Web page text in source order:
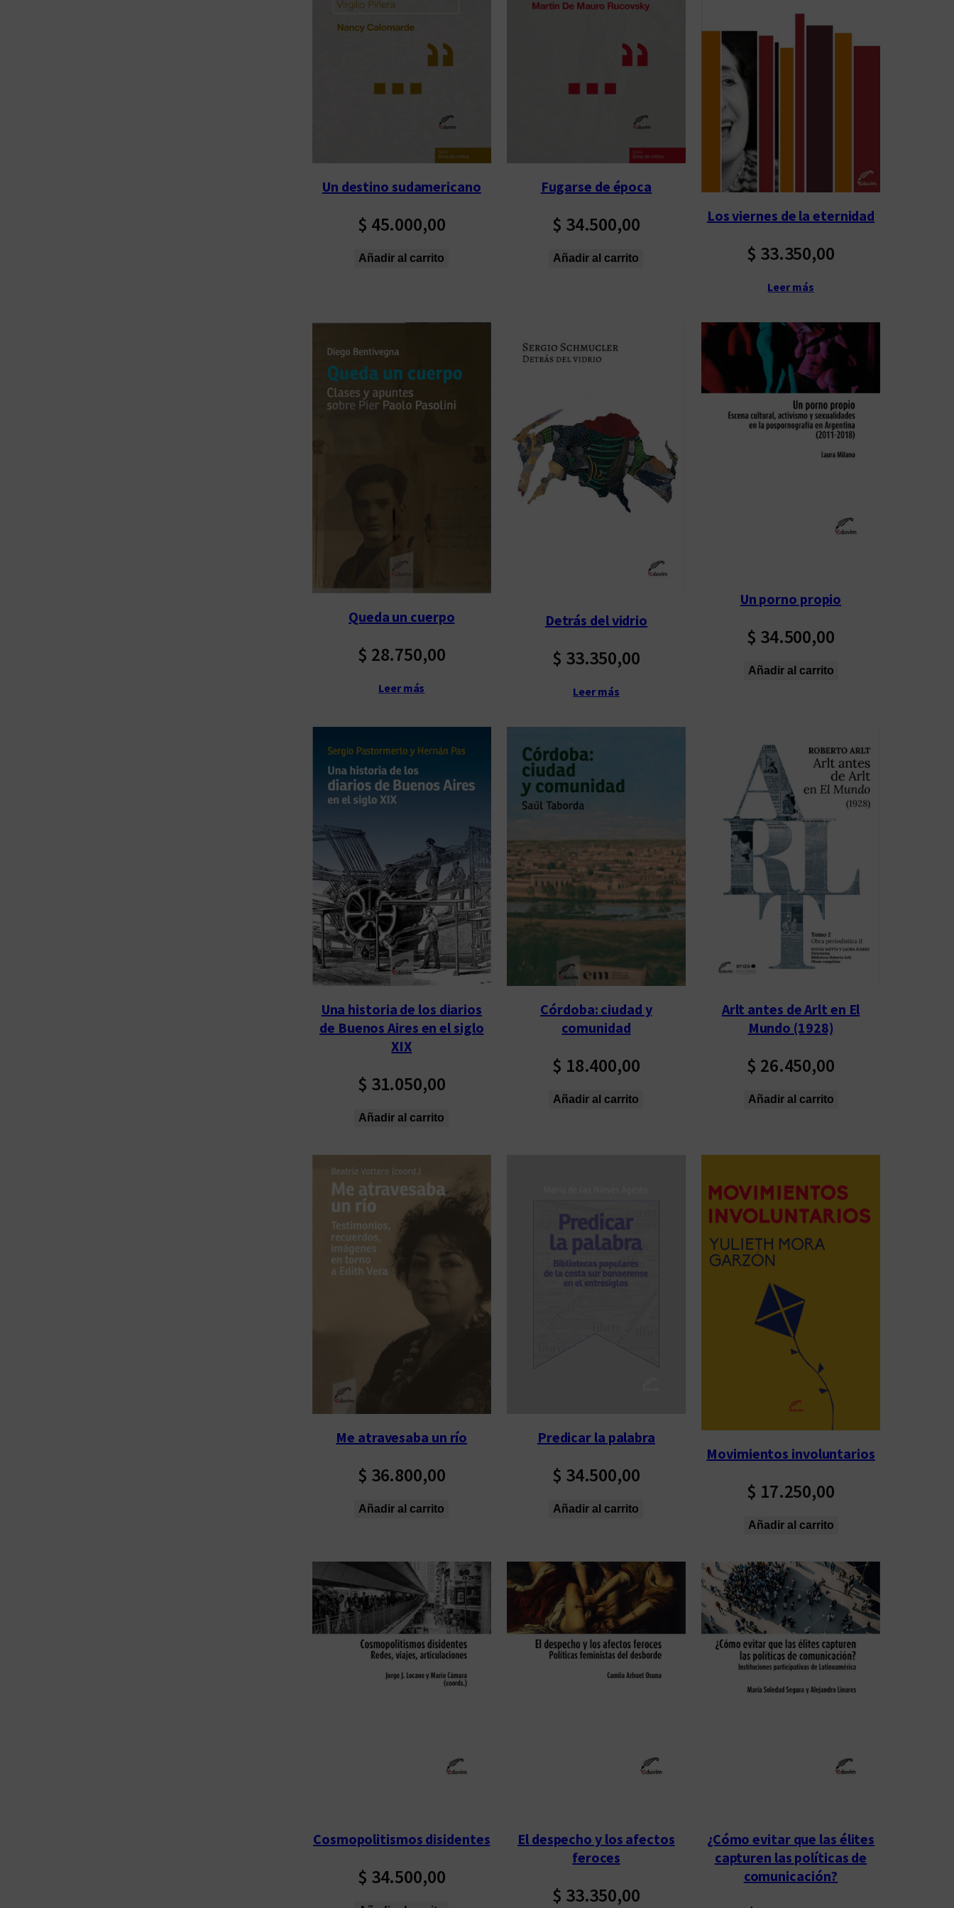
l
Un destino sudamericano
$ 45.000,00
Añadir al carrito
Fugarse de época
$ 34.500,00
Añadir al carrito
Los viernes de la eternidad
$ 33.350,00
Leer más
Queda un cuerpo
$ 28.750,00
Leer más
Detrás del vidrio
$ 33.350,00
Leer más
Un porno propio
$ 34.500,00
Añadir al carrito
Una historia de los diarios
de Buenos Aires en el siglo
XIX
$ 31.050,00
Añadir al carrito
Córdoba: ciudad y
comunidad
$ 18.400,00
Añadir al carrito
Arlt antes de Arlt en El
Mundo (1928)
$ 26.450,00
Añadir al carrito
Me atravesaba un río
$ 36.800,00
Añadir al carrito
Predicar la palabra
$ 34.500,00
Añadir al carrito
Movimientos involuntarios
$ 17.250,00
Añadir al carrito
Cosmopolitismos disidentes
$ 34.500,00
El despecho y los afectos
feroces
$ 33.350,00
¿Cómo evitar que las élites
capturen las políticas de
comunicación?